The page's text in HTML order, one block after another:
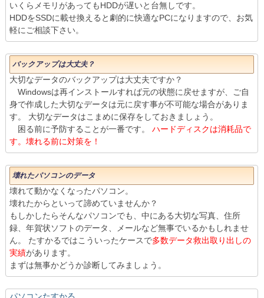
いくらメモリがあってもHDDが遅いと台無しです。
HDDをSSDに載せ換えると劇的に快適なPCになりますので、お気
軽にご相談下さい。
バックアップは大丈夫？
大切なデータのバックアップは大丈夫ですか？
Windowsは再インストールすれば元の状態に戻せますが、ご自
身で作成した大切なデータは元に戻す事が不可能な場合がありま
す。 大切なデータはこまめに保存をしておきましょう。
困る前に予防することが一番です。 ハードディスクは消耗品で
す。壊れる前に対策を！
壊れたパソコンのデータ
壊れて動かなくなったパソコン。
壊れたからといって諦めていませんか？
もしかしたらそんなパソコンでも、中にある大切な写真、住所
録、年賀状ソフトのデータ、メールなど無事でいるかもしれませ
ん。 たすかるではこういったケースで多数データ救出取り出しの
実績があります。
まずは無事かどうか診断してみましょう。